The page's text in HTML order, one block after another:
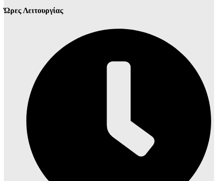
Ώρες Λειτουργίας